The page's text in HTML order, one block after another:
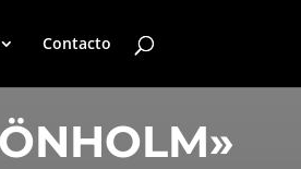
Contacto